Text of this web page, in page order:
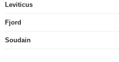
Leviticus
Fjord
Soudain